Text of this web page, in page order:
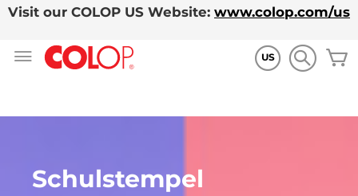
Visit our COLOP US Website: www.colop.com/us
US
Schulstempel